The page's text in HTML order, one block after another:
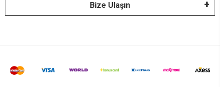
Bize Ulaşın